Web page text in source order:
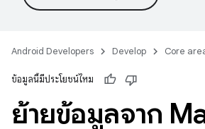
Android Developers Develop Core
ข้อมูลนี้มีประโยชน์ไหม
ย้ายข้อมูลจาก